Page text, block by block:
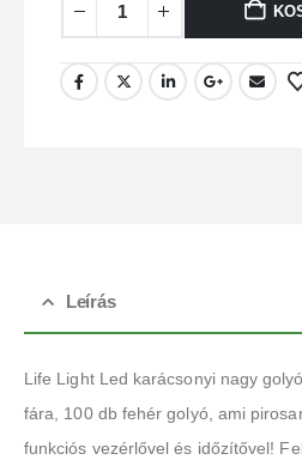
Leírás
Life Light Led karácsonyi nagy
fára, 100 db fehér golyó, ami
funkciós vezérlővel és időzítővel!